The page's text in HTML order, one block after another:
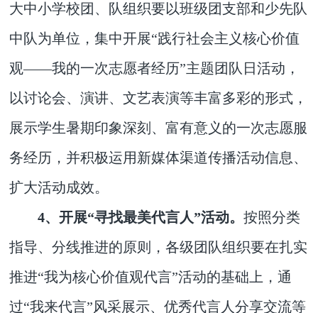
大中小学校团、队组织要以班级团支部和少先队
中队为单位，集中开展“践行社会主义核心价值
观——我的一次志愿者经历”主题团队日活动，
以讨论会、演讲、文艺表演等丰富多彩的形式，
展示学生暑期印象深刻、富有意义的一次志愿服
务经历，并积极运用新媒体渠道传播活动信息、
扩大活动成效。
4、开展“寻找最美代言人”活动。按照分类
指导、分线推进的原则，各级团队组织要在扎实
推进“我为核心价值观代言”活动的基础上，通
过“我来代言”风采展示、优秀代言人分享交流等